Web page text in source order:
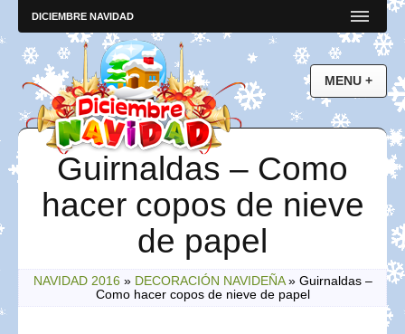
DICIEMBRE NAVIDAD
Guirnaldas – Como
hacer copos de nieve
de papel
NAVIDAD 2016 » DECORACIÓN NAVIDEÑA» Guirnaldas –
Como hacer copos de nieve de papel